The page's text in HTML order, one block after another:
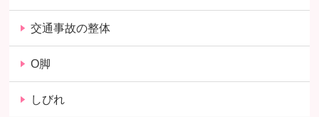
交通事故の整体
O脚
しびれ